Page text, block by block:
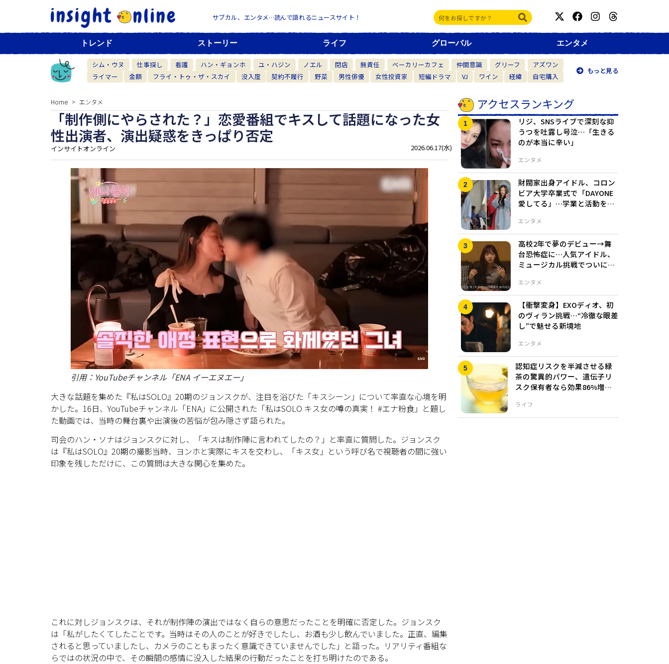
サブカル、エンタメ…読んで語れるニュースサイト！
トレンド ストーリー ライフ グローバル エンタメ
シム・ウヌ 仕事探し 看護 ハン・ギョンホ ユ・ハジン ノエル 閉店 無責任 ベーカリーカフェ 仲間意識 グリーフ
アズワン
ライマー
金額 フライ・トゥ・ザ・スカイ 没入度 契約不履行 野菜 男性俳優 女性投資家 短編ドラマ VJ ワイン 経緯 自宅購入
もっと見る
Home エンタメ
「制作側にやらされた？」恋愛番組でキスして話題になった女
性出演者、演出疑惑をきっぱり否定
インサイトオンライン 2026.06.17(水)
引用：YouTubeチャンネル「ENA イーエヌエー」
大きな話題を集めた『私はSOLO』20期のジョンスクが、注目を浴びた「キスシーン」について率直な心境を明
かした。16日、YouTubeチャンネル「ENA」に公開された「私はSOLO キス女の噂の真実！ #エナ粉食」と題し
た動画では、当時の舞台裏や出演後の苦悩が包み隠さず語られた。
司会のハン・ソナはジョンスクに対し、「キスは制作陣に言われてしたの？」と率直に質問した。ジョンスク
は『私はSOLO』20期の撮影当時、ヨンホと実際にキスを交わし、「キス女」という呼び名で視聴者の間に強い
印象を残しただけに、この質問は大きな関心を集めた。
これに対しジョンスクは、それが制作陣の演出ではなく自らの意思だったことを明確に否定した。ジョンスク
は「私がしたくてしたことです。当時はその人のことが好きでしたし、お酒も少し飲んでいました。正直、編集
されると思っていましたし、カメラのこともまったく意識できていませんでした」と語った。リアリティ番組な
らではの状況の中で、その瞬間の感情に没入した結果の行動だったことを打ち明けたのである。
アクセスランキング
エンタメ
リジ、SNSライブで深刻な抑
うつを吐露し号泣…「生きる
のが本当に辛い」
エンタメ
財閥家出身アイドル、コロン
ビア大学卒業式で「DAYONE
愛してる」…学業と活動を両
エンタメ
高校2年で夢のデビュー→舞
台恐怖症に…人気アイドル、
ミュージカル挑戦でついに克
エンタメ
【衝撃変身】EXOディオ、初
のヴィラン挑戦…“冷徹な眼差
し”で魅せる新境地
ライフ
認知症リスクを半減させる緑
茶の驚異的パワー、遺伝子リ
スク保有者なら効果86%増と